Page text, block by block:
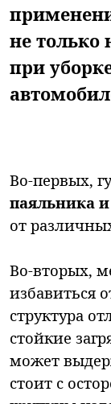
не только
при
Во-первых,
паяльника
от
Во-вторых,
избавиться
структура
стойкие
может
стоит с